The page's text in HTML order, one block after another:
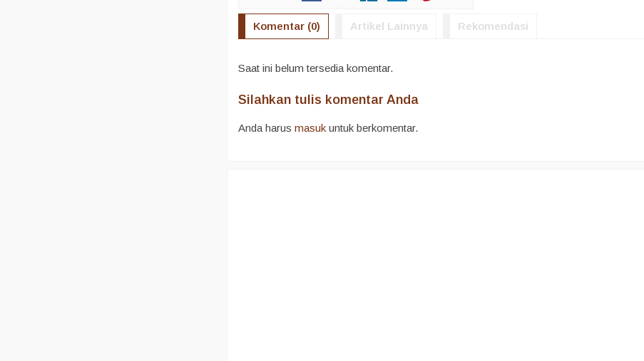
Komentar (0) Artikel Lainnya Rekomendasi
Saat ini belum tersedia komentar.
Silahkan tulis komentar Anda
Anda harusmasuk untuk berkomentar.